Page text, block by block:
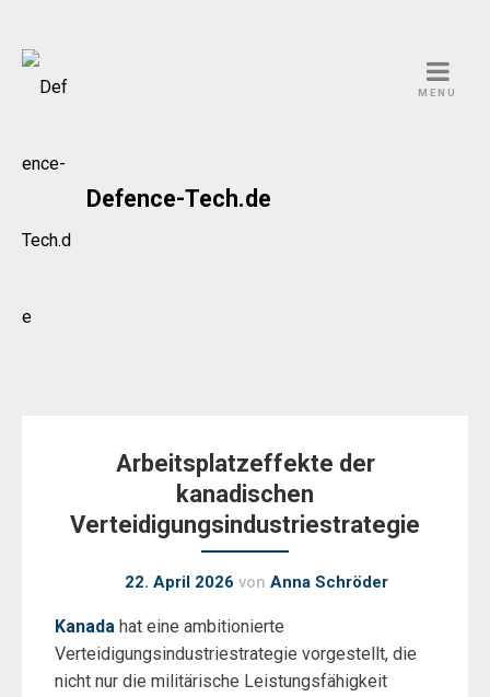
Skip
Defence-Tech.de
MENU
Arbeitsplatzeffekte der
kanadischen
Verteidigungsindustriestrategie
22. April 2026 von Anna Schröder
Kanada hat eine ambitionierte
Verteidigungsindustriestrategie vorgestellt, die
nicht nur die militärische Leistungsfähigkeit